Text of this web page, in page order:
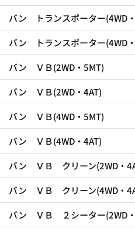
バン トランスポーター(4WD
バン トランスポーター(4WD
バン ＶＢ(2WD・5MT)
バン ＶＢ(2WD・4AT)
バン ＶＢ(4WD・5MT)
バン ＶＢ(4WD・4AT)
バン ＶＢ クリーン(2WD・
バン ＶＢ クリーン(4WD・
バン ＶＢ ２シーター(2WD